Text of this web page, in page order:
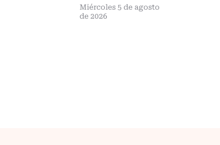
Miércoles 5 de agosto
de 2026